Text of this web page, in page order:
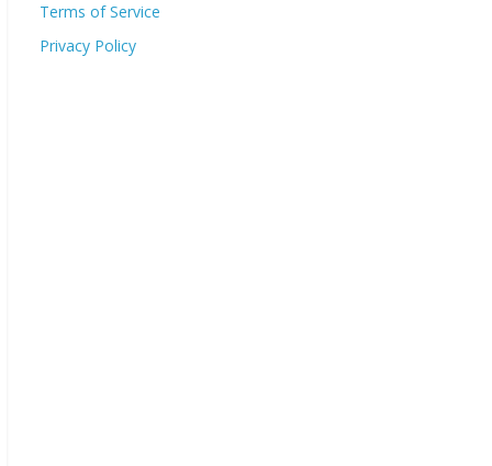
Terms of Service
Privacy Policy